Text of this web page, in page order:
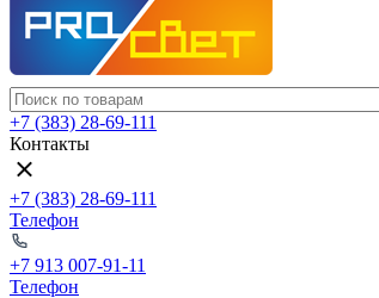
+7 (383) 28-69-111
Контакты
+7 (383) 28-69-111
Телефон
+7 913 007-91-11
Телефон